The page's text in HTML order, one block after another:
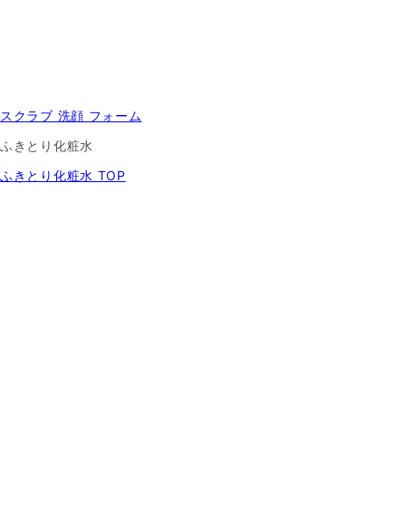
スクラブ 洗顔 フォーム
ふきとり化粧水
ふきとり化粧水 TOP